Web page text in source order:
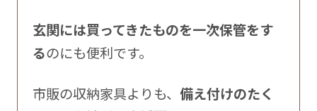
玄関には買ってきたものを一次保管をす
るのにも便利です。
市販の収納家具よりも、 備え付けのたく